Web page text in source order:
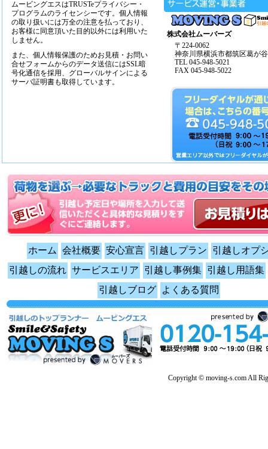
ムービングエスはTRUSTeプライバシー・
プログラムのライセンシーです。個人情報
の取り扱いには万全の注意を払っており、
お客様に同意頂いた目的以外には利用いた
しません。
また、個人情報保護のためお見積・お問い
合せフォームからのデータ送信にはSSL暗
号化通信を採用、グローバルサインによる
サーバ証明書も取得しています。
株式会社ムーバーズ
〒224-0062
神奈川県横浜市都筑区葛が
TEL 045-948-5021
FAX 045-948-5022
ホーム 会社概要 安心宣言 引越しプラン
引越しオプ
引越しの流れ サービスエリア 引越し事例集 引越し用語集
引越しブログ
よくある質問
Copyright © moving-s.com All